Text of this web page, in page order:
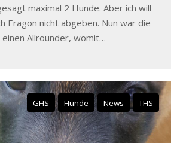
maximal 2 Hunde. Aber ich will
Eragon nicht abgeben. Nun war die
Allrounder, womit…
GHS Hunde News THS